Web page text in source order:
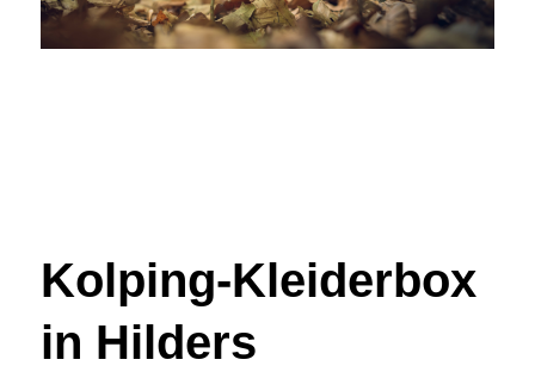
Kolping-Kleiderbox
in Hilders